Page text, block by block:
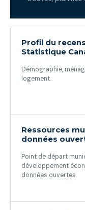
Profil du
Statistique
Démographie,
logement.
Ressources
données
Point de départ
développement
données ouvertes.